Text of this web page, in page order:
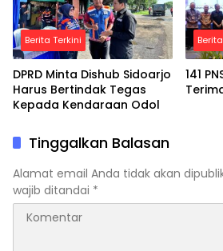
Berita Terkini
DPRD Minta Dishub Sidoarjo
Harus Bertindak Tegas
Kepada Kendaraan Odol
141
Tinggalkan Balasan
Alamat email Anda tidak akan
wajib ditandai *